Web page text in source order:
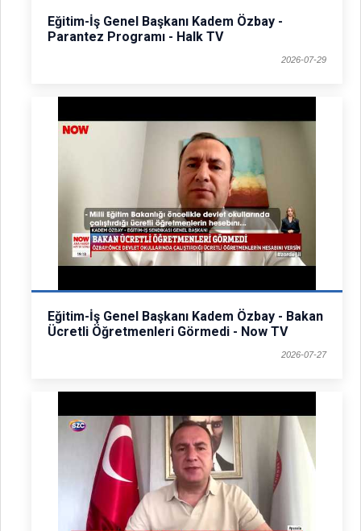
Eğitim-İş Genel Başkanı Kadem Özbay -
Parantez Programı - Halk TV
2026-07-29
Eğitim-İş Genel Başkanı Kadem Özbay - Bakan
Ücretli Öğretmenleri Görmedi - Now TV
2026-07-27